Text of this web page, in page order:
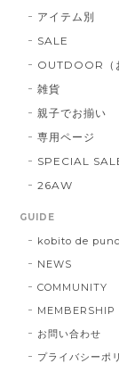
アイテム別
SALE
OUTDOOR（
雑貨
親子でお揃い
専用ページ
SPECIAL
26AW
GUIDE
kobito de
NEWS
COMMUNITY
MEMBERSHIP
お問い合わせ
プライバシーポ